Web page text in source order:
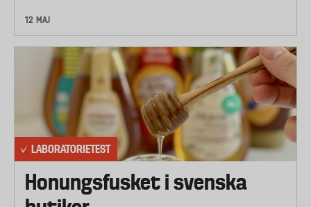
12 MAJ
LABORATORIETEST
Honungsfusket i svenska